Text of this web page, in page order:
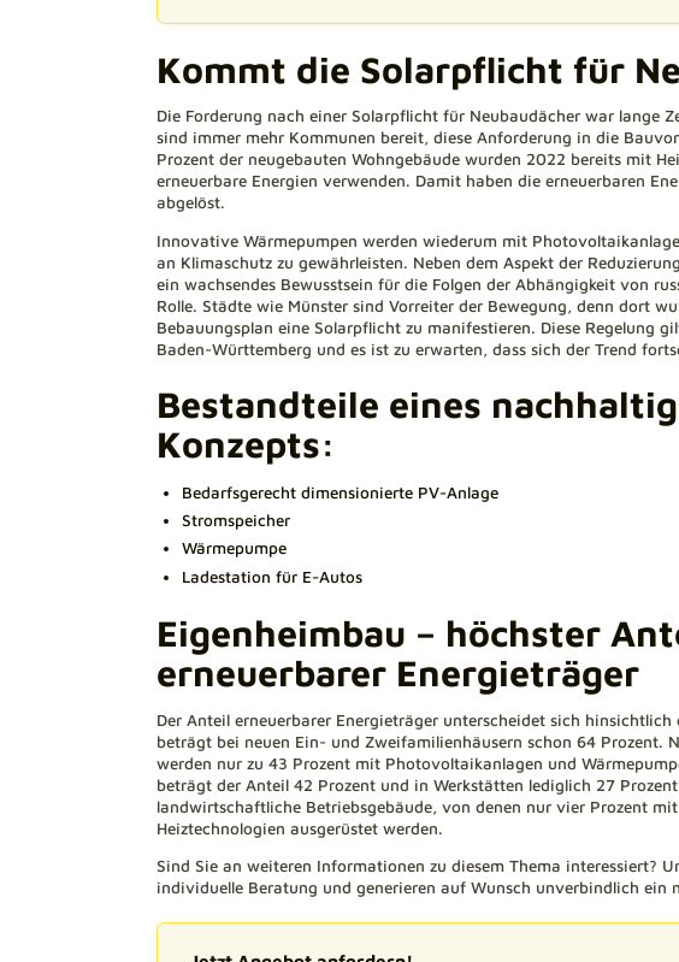
Kommt die Solarpflicht für
Die Forderung nach einer Solarpflicht für Neubaudächer war lange
sind immer mehr Kommunen bereit, diese Anforderung in die
Prozent der neugebauten Wohngebäude wurden 2022 bereits mit
erneuerbare Energien verwenden. Damit haben die erneuerbaren
abgelöst.
Innovative Wärmepumpen werden wiederum mit
an Klimaschutz zu gewährleisten. Neben dem Aspekt der
ein wachsendes Bewusstsein für die Folgen der Abhängigkeit von
Rolle. Städte wie Münster sind Vorreiter der Bewegung, denn dort
Bebauungsplan eine Solarpflicht zu manifestieren. Diese Regelung
Baden-Württemberg und es ist zu erwarten, dass sich der Trend
Bestandteile eines
Konzepts:
Bedarfsgerecht dimensionierte PV-Anlage
Stromspeicher
Wärmepumpe
Ladestation für E-Autos
Eigenheimbau – höchster
erneuerbarer Energieträger
Der Anteil erneuerbarer Energieträger unterscheidet sich hinsichtlich
beträgt bei neuen Ein- und Zweifamilienhäusern schon 64 Prozent.
werden nur zu 43 Prozent mit Photovoltaikanlagen und
beträgt der Anteil 42 Prozent und in Werkstätten lediglich 27
landwirtschaftliche Betriebsgebäude, von denen nur vier Prozent
Heiztechnologien ausgerüstet werden.
Sind Sie an weiteren Informationen zu diesem Thema interessiert?
individuelle Beratung und generieren auf Wunsch unverbindlich ein